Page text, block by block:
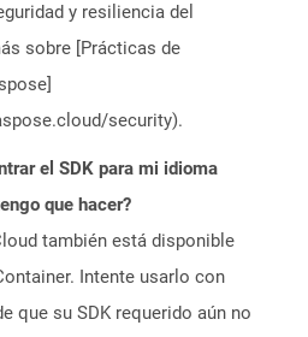
y resiliencia del
sobre [Prácticas de
security).
el SDK para mi idioma
que hacer?
también está disponible
Intente usarlo con
que su SDK requerido aún no